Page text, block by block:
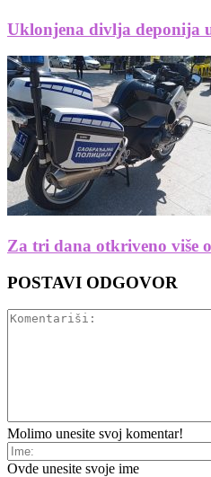
Uklonjena divlja deponija
Za tri dana otkriveno više
POSTAVI ODGOVOR
Molimo unesite svoj komentar!
Ovde unesite svoje ime